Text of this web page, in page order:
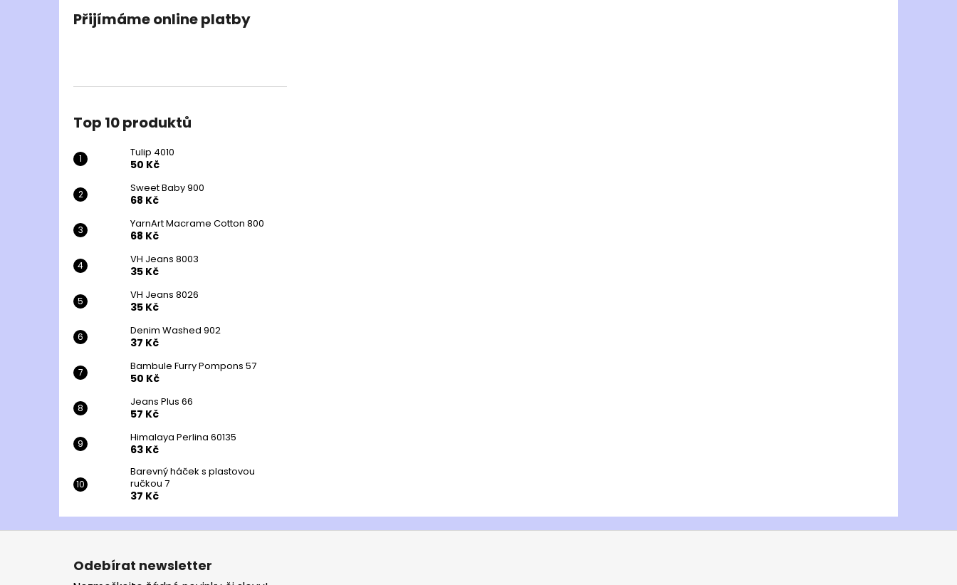
Přijímáme online platby
Top 10 produktů
Tulip 4010
50 Kč
Sweet Baby 900
68 Kč
YarnArt Macrame Cotton 800
68 Kč
VH Jeans 8003
35 Kč
VH Jeans 8026
35 Kč
Denim Washed 902
37 Kč
Bambule Furry Pompons 57
50 Kč
Jeans Plus 66
57 Kč
Himalaya Perlina 60135
63 Kč
Barevný háček s plastovou
ručkou 7
37 Kč
Z
Odebírat newsletter